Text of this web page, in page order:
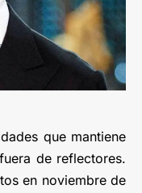
que mantiene
de reflectores.
en noviembre de